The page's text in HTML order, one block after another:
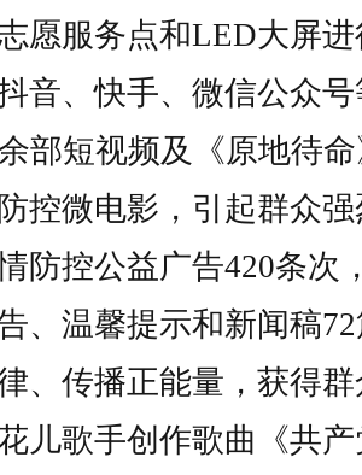
愿服务点和LED大屏
音、快手、微信公众
部短视频及《原地待
控微电影，引起群众
防控公益广告420条次
、温馨提示和新闻稿
、传播正能量，获得
儿歌手创作歌曲《共